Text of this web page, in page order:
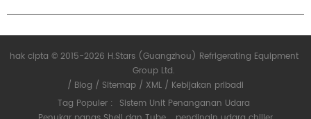
hak cipta © 2015-2026 H.Stars (Guangzhou) Refrigerating Equipment
Group Ltd.
/ Blog / Sitemap / XML / Kebijakan pribadi
Tag Populer :
Sistem Unit Penanganan Udara